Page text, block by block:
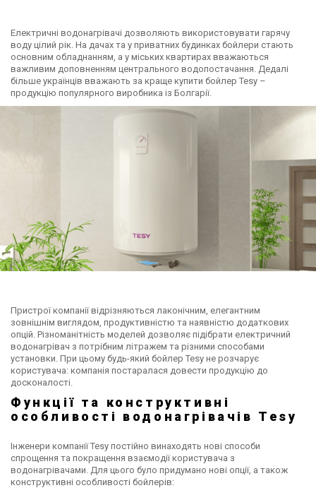
Електричні водонагрівачі дозволяють використовувати гарячу
воду цілий рік. На дачах та у приватних будинках бойлери стають
основним обладнанням, а у міських квартирах вважаються
важливим доповненням центрального водопостачання. Дедалі
більше українців вважають за краще купити бойлер Tesy –
продукцію популярного виробника із Болгарії.
Пристрої компанії відрізняються лаконічним, елегантним
зовнішнім виглядом, продуктивністю та наявністю додаткових
опцій. Різноманітність моделей дозволяє підібрати електричний
водонагрівач з потрібним літражем та різними способами
установки. При цьому будь-який бойлер Tesy не розчарує
користувача: компанія постаралася довести продукцію до
досконалості.
Функції та конструктивні
особливості водонагрівачів Tesy
Інженери компанії Tesy постійно винаходять нові способи
спрощення та покращення взаємодії користувача з
водонагрівачами. Для цього було придумано нові опції, а також
конструктивні особливості бойлерів: